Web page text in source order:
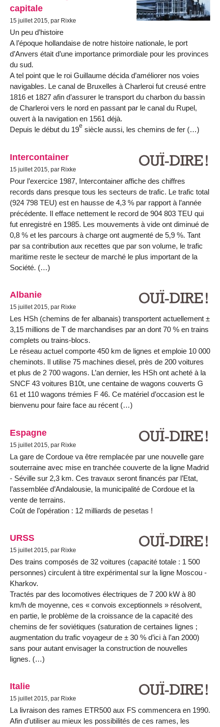
capitale
15 juillet 2015, par Rixke
Un peu d’histoire
A l’époque hollandaise de notre histoire nationale, le port
d’Anvers était d’une importance primordiale pour les provinces
du sud.
A tel point que le roi Guillaume décida d’améliorer nos voies
navigables. Le canal de Bruxelles à Charleroi fut creusé entre
1816 et 1827 afin d’assurer le transport du charbon du bassin
de Charleroi vers le nord en passant par le canal du Rupel,
ouvert à la navigation en 1561 déjà.
Depuis le début du 19e siècle aussi, les chemins de fer (…)
Intercontainer
15 juillet 2015, par Rixke
Pour l’exercice 1987, Intercontainer affiche des chiffres
records dans presque tous les secteurs de trafic. Le trafic total
(924 798 TEU) est en hausse de 4,3 % par rapport à l’année
précédente. Il efface nettement le record de 904 803 TEU qui
fut enregistré en 1985. Les mouvements à vide ont diminué de
0,8 % et les parcours à charge ont augmenté de 5,9 %. Tant
par sa contribution aux recettes que par son volume, le trafic
maritime reste le secteur de marché le plus important de la
Société. (…)
Albanie
15 juillet 2015, par Rixke
Les HSh (chemins de fer albanais) transportent actuellement ±
3,15 millions de T de marchandises par an dont 70 % en trains
complets ou trains-blocs.
Le réseau actuel comporte 450 km de lignes et emploie 10 000
cheminots. Il utilise 75 machines diesel, près de 200 voitures
et plus de 2 700 wagons. L’an dernier, les HSh ont acheté à la
SNCF 43 voitures B10t, une centaine de wagons couverts G
61 et 110 wagons trémies F 46. Ce matériel d’occasion est le
bienvenu pour faire face au récent (…)
Espagne
15 juillet 2015, par Rixke
La gare de Cordoue va être remplacée par une nouvelle gare
souterraine avec mise en tranchée couverte de la ligne Madrid
- Séville sur 2,3 km. Ces travaux seront financés par l’Etat,
l’assemblée d’Andalousie, la municipalité de Cordoue et la
vente de terrains.
Coût de l’opération : 12 milliards de pesetas !
URSS
15 juillet 2015, par Rixke
Des trains composés de 32 voitures (capacité totale : 1 500
personnes) circulent à titre expérimental sur la ligne Moscou -
Kharkov.
Tractés par des locomotives électriques de 7 200 kW à 80
km/h de moyenne, ces « convois exceptionnels » résolvent,
en partie, le problème de la croissance de la capacité des
chemins de fer soviétiques (saturation de certaines lignes ;
augmentation du trafic voyageur de ± 30 % d’ici à l’an 2000)
sans pour autant envisager la construction de nouvelles
lignes. (…)
Italie
15 juillet 2015, par Rixke
La livraison des rames ETR500 aux FS commencera en 1990.
Afin d’utiliser au mieux les possibilités de ces rames, les